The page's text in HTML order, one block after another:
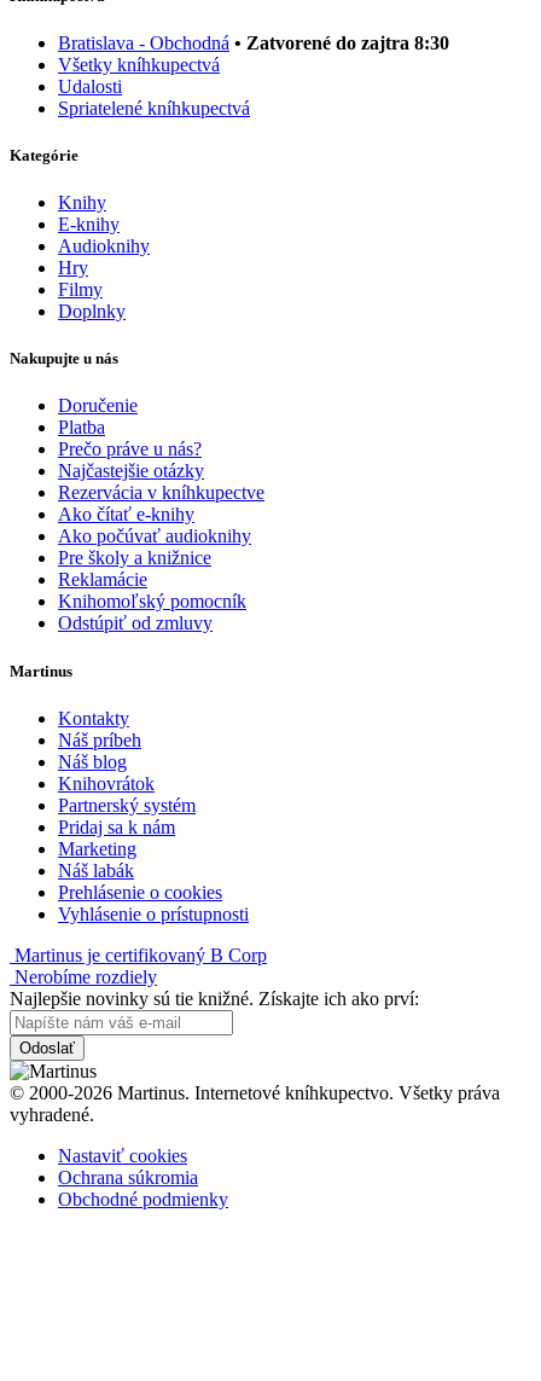
Bratislava - Obchodná • Zatvorené do zajtra 8:30
Všetky kníhkupectvá
Udalosti
Spriatelené kníhkupectvá
Kategórie
Knihy
E-knihy
Audioknihy
Hry
Filmy
Doplnky
Nakupujte u nás
Doručenie
Platba
Prečo práve u nás?
Najčastejšie otázky
Rezervácia v kníhkupectve
Ako čítať e-knihy
Ako počúvať audioknihy
Pre školy a knižnice
Reklamácie
Knihomoľský pomocník
Odstúpiť od zmluvy
Martinus
Kontakty
Náš príbeh
Náš blog
Knihovrátok
Partnerský systém
Pridaj sa k nám
Marketing
Náš labák
Prehlásenie o cookies
Vyhlásenie o prístupnosti
Martinus je certifikovaný B Corp
Nerobíme rozdiely
Najlepšie novinky sú tie knižné. Získajte ich ako prví:
Odoslať
© 2000-2026 Martinus. Internetové kníhkupectvo. Všetky práva
vyhradené.
Nastaviť cookies
Ochrana súkromia
Obchodné podmienky